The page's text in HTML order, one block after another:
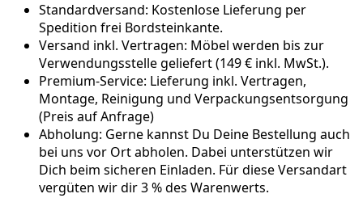
Standardversand: Kostenlose Lieferung per
Spedition frei Bordsteinkante.
Versand inkl. Vertragen: Möbel werden bis zur
Verwendungsstelle geliefert (149 € inkl. MwSt.).
Premium-Service: Lieferung inkl. Vertragen,
Montage, Reinigung und Verpackungsentsorgung
(Preis auf Anfrage)
Abholung: Gerne kannst Du Deine Bestellung auch
bei uns vor Ort abholen. Dabei unterstützen wir
Dich beim sicheren Einladen. Für diese Versandart
vergüten wir dir 3 % des Warenwerts.